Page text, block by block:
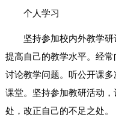
个人学习
坚持参加校内外教学
提高自己的教学水平。经
讨论教学问题。听公开课
课堂。坚持参加教研活动
处，改正自己的不足之处。